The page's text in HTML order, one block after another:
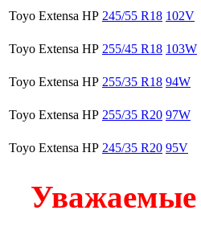
Toyo Extensa HP 245/55 R18 102V
Toyo Extensa HP 255/45 R18 103W
Toyo Extensa HP 255/35 R18 94W
Toyo Extensa HP 255/35 R20 97W
Toyo Extensa HP 245/35 R20 95V
Уважаемые